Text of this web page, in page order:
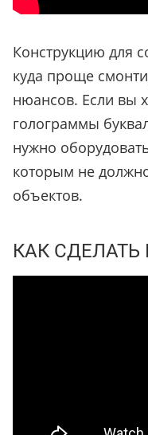
Конструкцию для
куда проще
нюансов. Если вы
голограммы
нужно
которым не
объектов.
КАК